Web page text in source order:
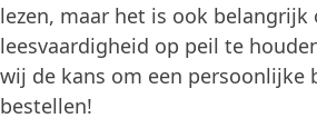
lezen, maar het is ook belangrijk
leesvaardigheid op peil te
wij de kans om een persoonlijke
bestellen!